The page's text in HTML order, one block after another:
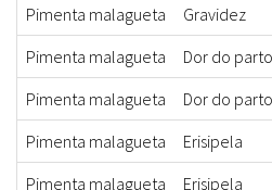
Pimenta malagueta
Gravidez
Pimenta malagueta
Dor do parto
Pimenta malagueta
Dor do parto
Pimenta malagueta
Erisipela
Pimenta malagueta
Erisipela